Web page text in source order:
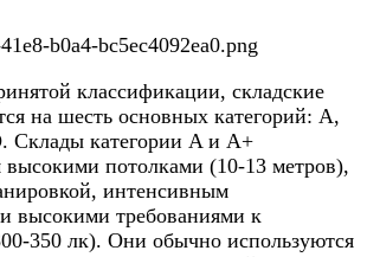
классификации, складские
на шесть основных категорий: A,
Склады категории A и A+
высокими потолками (10-13 метров),
интенсивным
высокими требованиями к
350 лк). Они обычно используются